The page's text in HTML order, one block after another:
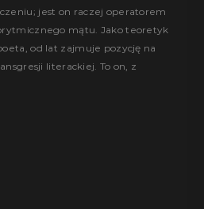
jest on raczej operatorem
mątu. Jako teoretyk
od lat zajmuje pozycję na
literackiej. To on, z